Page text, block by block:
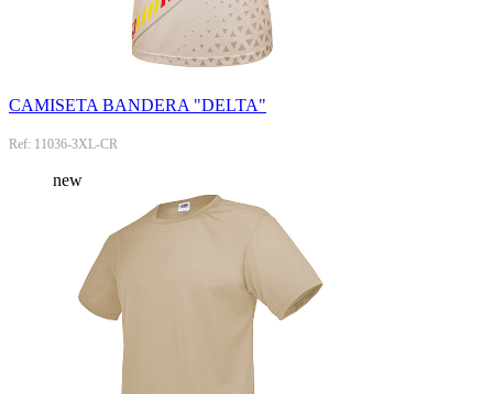
CAMISETA BANDERA "DELTA"
Ref: 11036-3XL-CR
new